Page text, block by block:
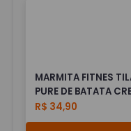
MARMITA FITNES
PURE DE BATATA
R$ 34,90